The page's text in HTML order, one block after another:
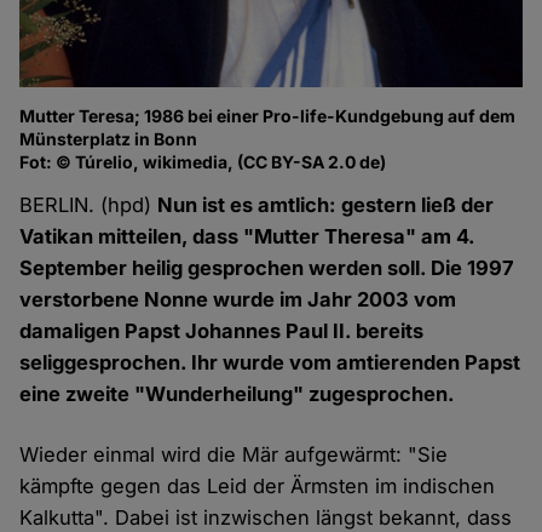
Mutter Teresa; 1986 bei einer Pro-life-Kundgebung auf dem
Münsterplatz in Bonn
Fot: © Túrelio, wikimedia, (CC BY-SA 2.0 de)
BERLIN. (hpd) Nun ist es amtlich: gestern ließ der
Vatikan mitteilen, dass "Mutter Theresa" am 4.
September heilig gesprochen werden soll. Die 1997
verstorbene Nonne wurde im Jahr 2003 vom
damaligen Papst Johannes Paul II. bereits
seliggesprochen. Ihr wurde vom amtierenden Papst
eine zweite "Wunderheilung" zugesprochen.
Wieder einmal wird die Mär aufgewärmt: "Sie
kämpfte gegen das Leid der Ärmsten im indischen
Kalkutta". Dabei ist inzwischen längst bekannt, dass